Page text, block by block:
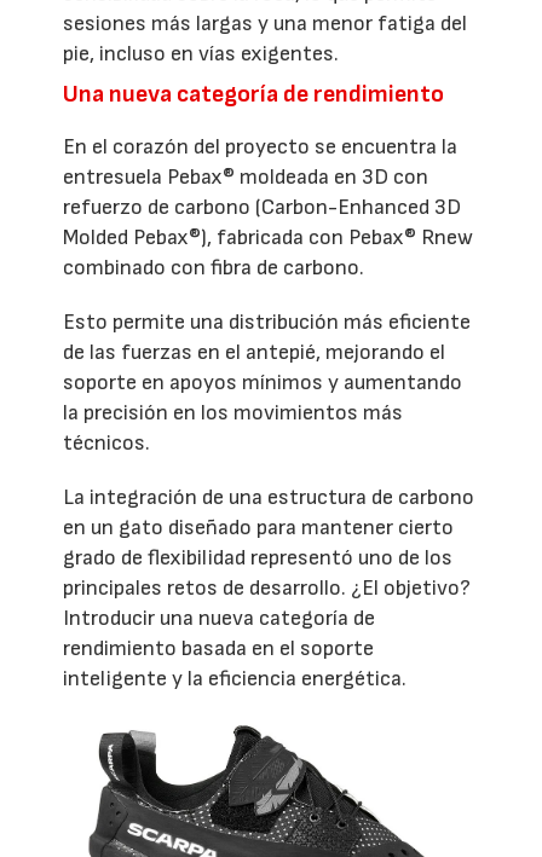
sesiones más largas y una menor fatiga del
pie, incluso en vías exigentes.
Una nueva categoría de rendimiento
En el corazón del proyecto se encuentra la
entresuela Pebax® moldeada en 3D con
refuerzo de carbono (Carbon-Enhanced 3D
Molded Pebax®), fabricada con Pebax® Rnew
combinado con fibra de carbono.
Esto permite una distribución más eficiente
de las fuerzas en el antepié, mejorando el
soporte en apoyos mínimos y aumentando
la precisión en los movimientos más
técnicos.
La integración de una estructura de carbono
en un gato diseñado para mantener cierto
grado de flexibilidad representó uno de los
principales retos de desarrollo. ¿El objetivo?
Introducir una nueva categoría de
rendimiento basada en el soporte
inteligente y la eficiencia energética.